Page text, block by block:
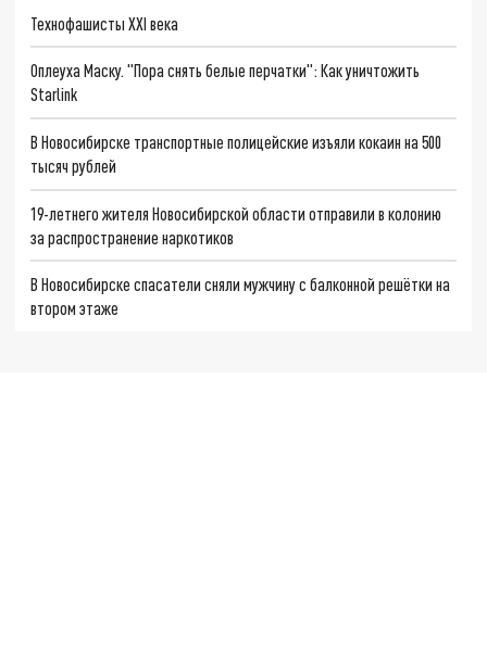
Технофашисты XXI века
Оплеуха Маску. "Пора снять белые перчатки": Как уничтожить
Starlink
В Новосибирске транспортные полицейские изъяли кокаин на 500
тысяч рублей
19-летнего жителя Новосибирской области отправили в колонию
за распространение наркотиков
В Новосибирске спасатели сняли мужчину с балконной решётки на
втором этаже